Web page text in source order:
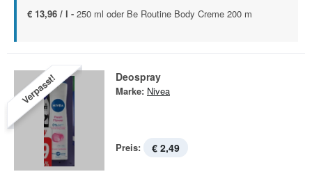
€ 13,96 / l - 250 ml oder Be Routine Body Creme 200 m
Verpasst! Deospray
Marke: Nivea
Preis: € 2,49